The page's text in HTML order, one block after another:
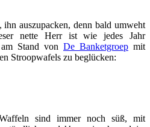
auszupacken, denn bald umweht
nette Herr ist wie jedes Jahr
Stand von De Banketgroep mit
Stroopwafels zu beglücken:
sind immer noch süß, mit